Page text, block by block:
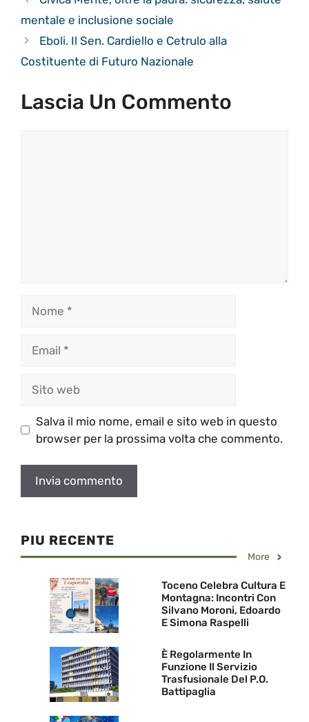
mentale e inclusione sociale
Eboli. Il Sen. Cardiello e Cetrulo alla
Costituente di Futuro Nazionale
Lascia Un Commento
web
Salva il mio nome, email e sito web in questo
browser per la prossima volta che commento.
PIU RECENTE
More
Toceno Celebra Cultura E
Montagna: Incontri Con
Silvano Moroni, Edoardo
E Simona Raspelli
È Regolarmente In
Funzione Il Servizio
Trasfusionale Del P.O.
Battipaglia